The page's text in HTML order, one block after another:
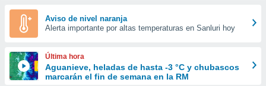
y
forma
digital
basada
Aviso de nivel naranja
Alerta importante por altas temperaturas en Sanluri hoy
Última hora
Aguanieve, heladas de hasta -3 °C y chubascos
marcarán el fin de semana en la RM